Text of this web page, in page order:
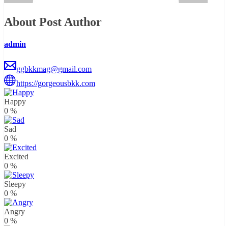
About Post Author
admin
ggbkkmag@gmail.com
https://gorgeousbkk.com
Happy
0 %
Sad
0 %
Excited
0 %
Sleepy
0 %
Angry
0 %